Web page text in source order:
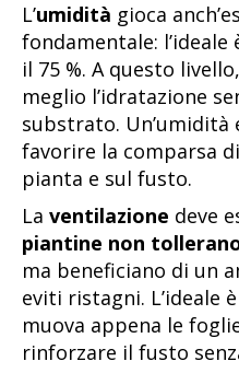
L’umidità gioca
fondamentale:
il 75 %. A questo
meglio l’idratazione
substrato. Un’umidità
favorire la comparsa
pianta e sul fusto.
La ventilazione deve
piantine non
ma beneficiano di un
eviti ristagni. L’ideale
muova appena le
rinforzare il fusto